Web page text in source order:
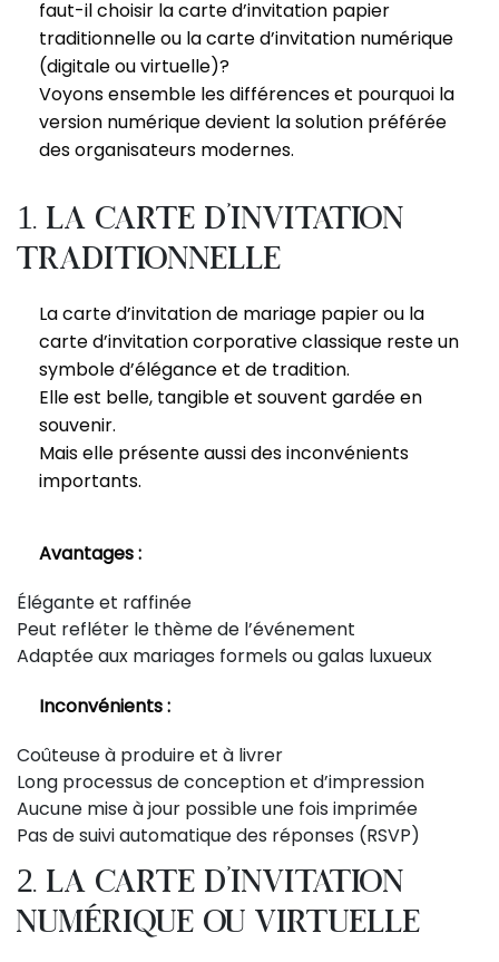
faut-il choisir la carte d’invitation papier
traditionnelle ou la carte d’invitation numérique
(digitale ou virtuelle)?
Voyons ensemble les différences et pourquoi la
version numérique devient la solution préférée
des organisateurs modernes.
1. La carte d’invitation
traditionnelle
La carte d’invitation de mariage papier ou la
carte d’invitation corporative classique reste un
symbole d’élégance et de tradition.
Elle est belle, tangible et souvent gardée en
souvenir.
Mais elle présente aussi des inconvénients
importants.
Avantages :
Élégante et raffinée
Peut refléter le thème de l’événement
Adaptée aux mariages formels ou galas luxueux
Inconvénients :
Coûteuse à produire et à livrer
Long processus de conception et d’impression
Aucune mise à jour possible une fois imprimée
Pas de suivi automatique des réponses (RSVP)
2. La carte d’invitation
numérique ou virtuelle